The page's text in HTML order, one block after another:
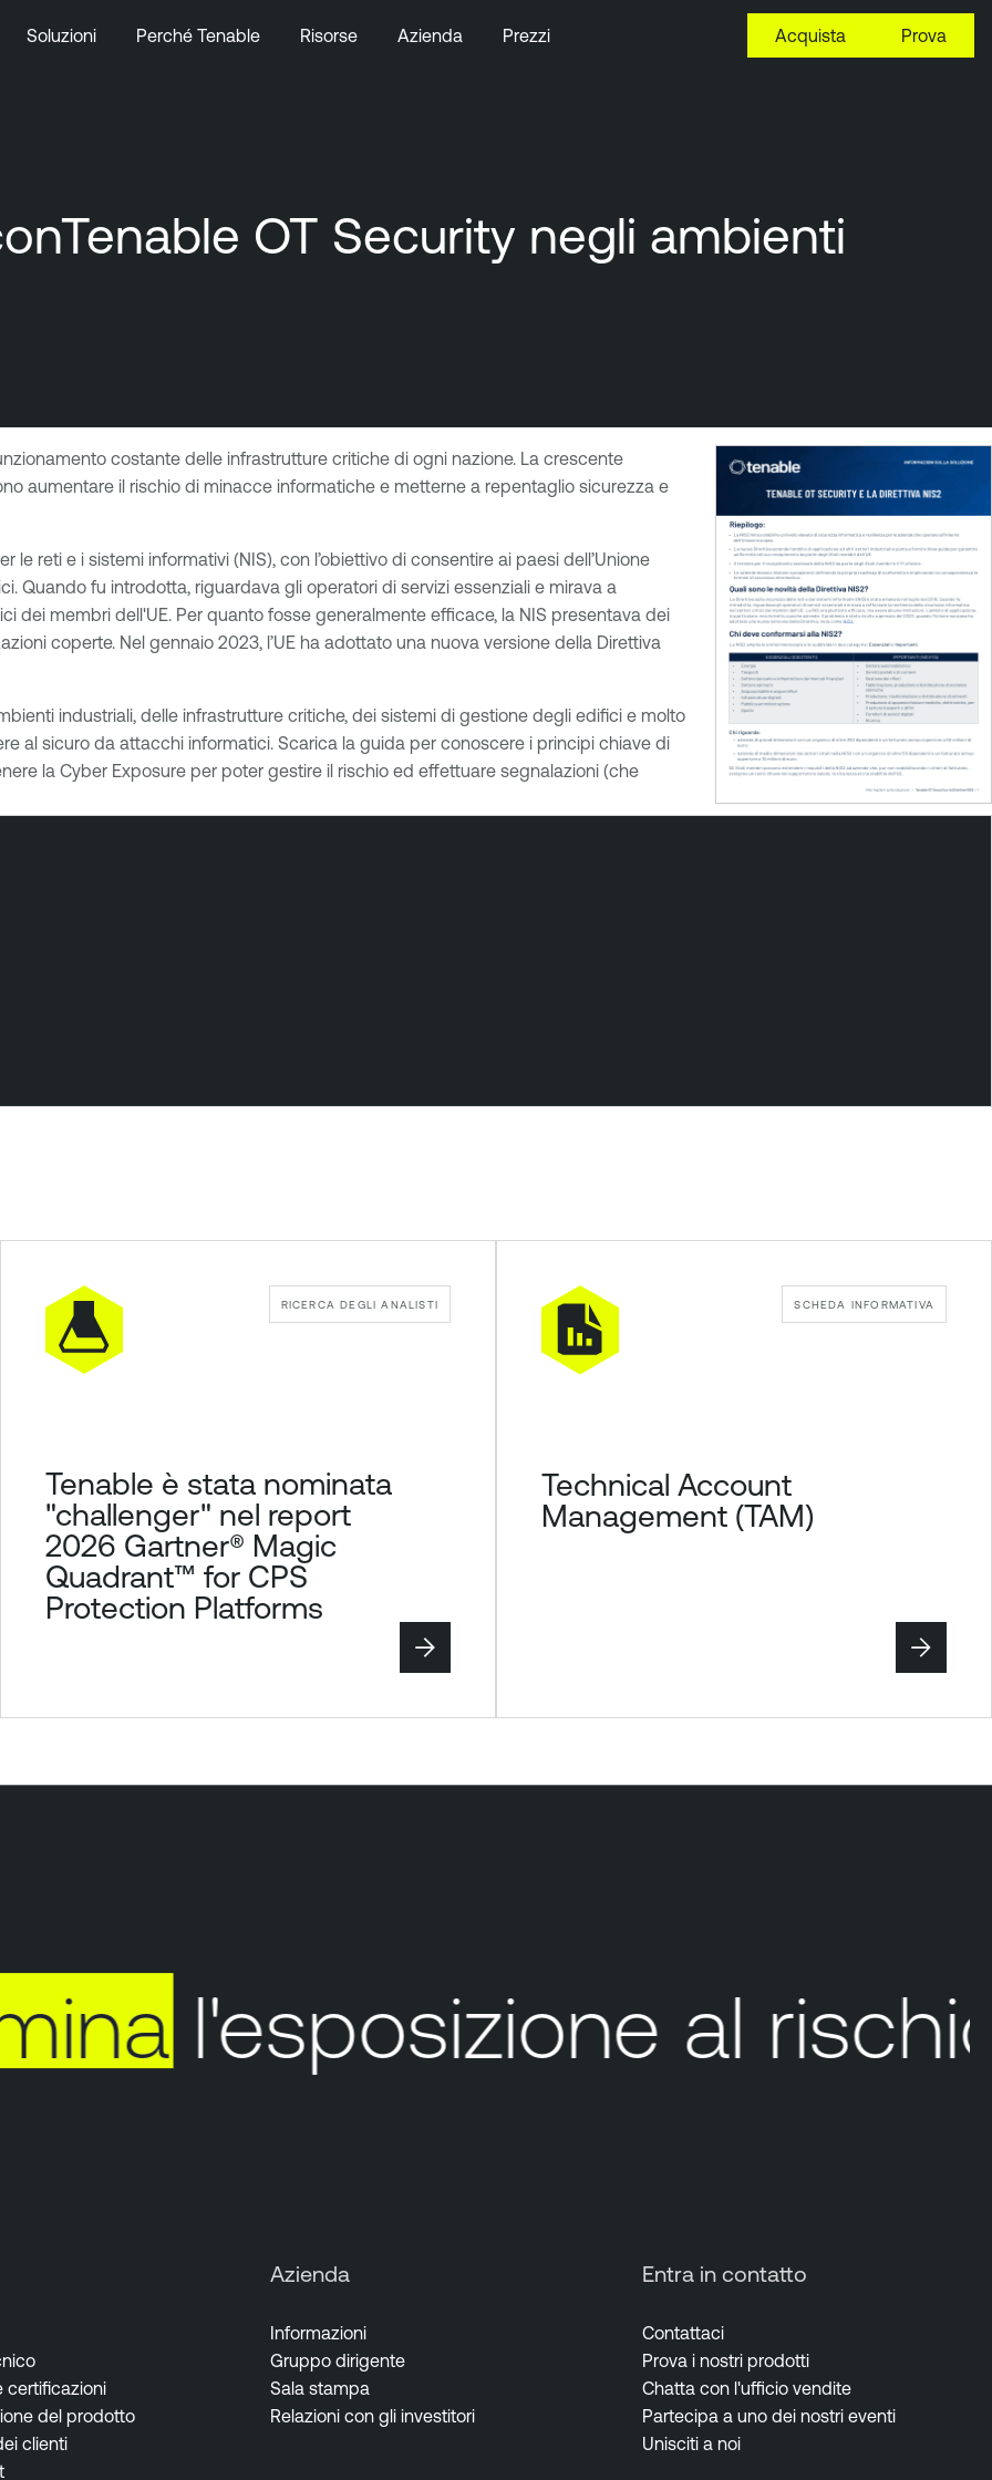
Soluzioni Perché Tenable Risorse Azienda Prezzi Acquista Prova
OT Security negli ambienti
costante delle infrastrutture critiche di ogni nazione. La crescente
aumentare il rischio di minacce informatiche e metterne a repentaglio sicurezza e
le reti e i sistemi informativi (NIS), con l’obiettivo di consentire ai paesi dell’Unione
Quando fu introdotta, riguardava gli operatori di servizi essenziali e mirava a
dei membri dell'UE. Per quanto fosse generalmente efficace, la NIS presentava dei
coperte. Nel gennaio 2023, l’UE ha adottato una nuova versione della Direttiva
industriali, delle infrastrutture critiche, dei sistemi di gestione degli edifici e molto
al sicuro da attacchi informatici. Scarica la guida per conoscere i principi chiave di
la Cyber Exposure per poter gestire il rischio ed effettuare segnalazioni (che
RICERCA DEGLI ANALISTI
Tenable è stata nominata
"challenger" nel report
2026 Gartner® Magic
Quadrant™ for CPS
Protection Platforms
SCHEDA INFORMATIVA
Technical Account
Management (TAM)
l'esposizione al rischio
certificazioni
del prodotto
clienti
Azienda
Informazioni
Gruppo dirigente
Sala stampa
Relazioni con gli investitori
Entra in contatto
Contattaci
Prova i nostri prodotti
Chatta con l'ufficio vendite
Partecipa a uno dei nostri eventi
Unisciti a noi